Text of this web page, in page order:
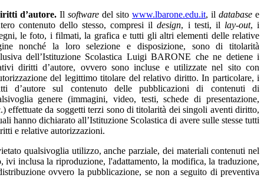
d’autore. Ilsoftware del sitowww.lbarone.edu.it, ildatabasee
contenuto dello stesso, compresi ildesign, i testi, il lay-out, i
le foto, i filmati, la grafica e tutti gli altri elementi delle relative
nonché la loro selezione e disposizione, sono di titolarità
dell’Istituzione Scolastica Luigi BARONE che ne detiene i
diritti d’autore, ovvero sono incluse e utilizzate nel sito con
del legittimo titolare del relativo diritto. In particolare, i
d’autore sul contenuto delle pubblicazioni di contenuti di
genere (immagini, video, testi, schede di presentazione,
effettuate da soggetti terzi sono di titolarità dei singoli aventi diritto,
hanno dichiarato all’Istituzione Scolastica di avere sulle stesse tutti
e relative autorizzazioni.
qualsivoglia utilizzo, anche parziale, dei materiali contenuti nel
ivi inclusa la riproduzione, l'adattamento, la modifica, la traduzione,
ovvero la pubblicazione, se non a seguito di preventiva